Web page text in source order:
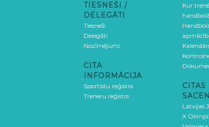
TIESNEŠI /
DELEGĀTI
Tiesneši
Delegāti
Nozīmējumi
CITA
INFORMĀCIJA
Sportistu reģistrs
Treneru reģistrs
Kur
CITAS
Latvijas
X